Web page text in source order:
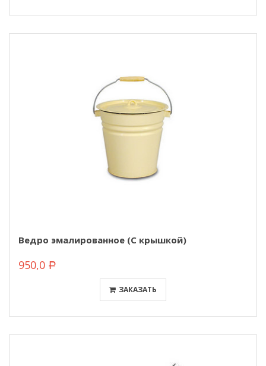
Ведро эмалированное (С крышкой)
950,0 Р
ЗАКАЗАТЬ